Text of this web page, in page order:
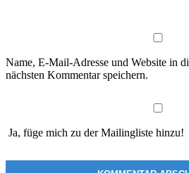
Name, E-Mail-Adresse und Website in
nächsten Kommentar speichern.
Ja, füge mich zu der Mailingliste hinzu!